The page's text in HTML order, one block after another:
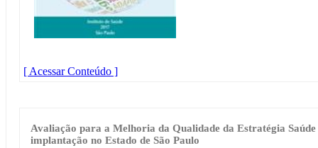
[ Acessar Conteúdo ]
Avaliação para a Melhoria da Qualidade da Estratégia
implantação no Estado de São Paulo